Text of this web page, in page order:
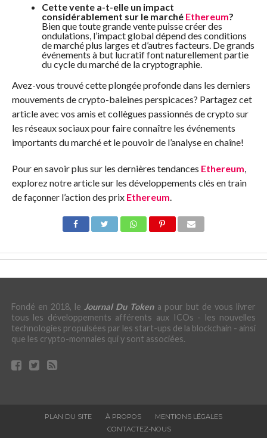
Cette vente a-t-elle un impact
considérablement sur le marché Ethereum?
Bien que toute grande vente puisse créer des
ondulations, l’impact global dépend des conditions
de marché plus larges et d’autres facteurs. De grands
événements à but lucratif font naturellement partie
du cycle du marché de la cryptographie.
Avez-vous trouvé cette plongée profonde dans les derniers
mouvements de crypto-baleines perspicaces? Partagez cet
article avec vos amis et collègues passionnés de crypto sur
les réseaux sociaux pour faire connaître les événements
importants du marché et le pouvoir de l’analyse en chaîne!
Pour en savoir plus sur les dernières tendances Ethereum
explorez notre article sur les développements clés en train
de façonner l’action des prix Ethereum
Fondé en 2018, le Journal Du Tokena pour but de vous livrer
tous les développements afférents aux ICOs - les nouvelles
technologies propulsées par les start-ups de la blockchain - ainsi
que les crypto-monnaies qui y sont associées.
PLAN DU SITE À PROPOS
MENTIONS LÉGALES
CONTACTEZ-NOUS